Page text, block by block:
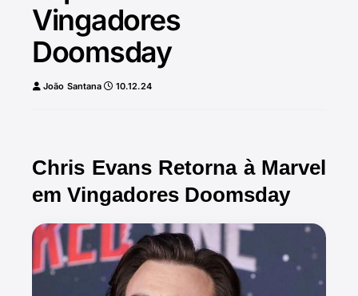
Vingadores
Doomsday
João Santana 10.12.24
Chris Evans Retorna à Marvel
em Vingadores Doomsday